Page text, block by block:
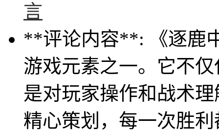
言
**评论内容**: 《逐鹿
游戏元素之一。它不
是对玩家操作和战术
精心策划，每一次胜